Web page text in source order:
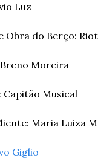
Luz
do Berço:
Moreira
Musical
Maria Luiza
Giglio